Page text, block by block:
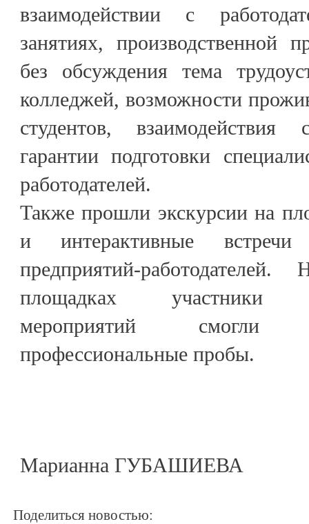
взаимодействии с
занятиях, производственной
без обсуждения тема
колледжей, возможности
студентов,
гарантии подготовки
работодателей.
Также прошли экскурсии на
и интерактивные встречи
предприятий-работодателей.
площадках участники
мероприятий
профессиональные пробы.
Марианна ГУБАШИЕВА
Поделиться новостью: